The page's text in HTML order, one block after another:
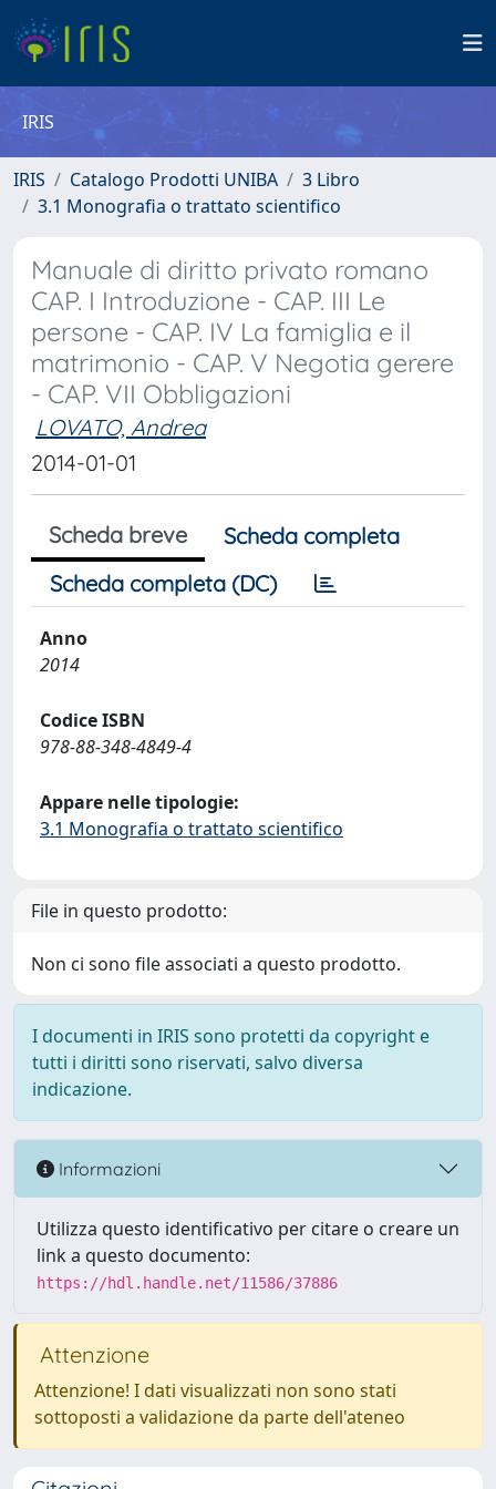
IRIS
IRIS Catalogo Prodotti UNIBA
3 Libro
3.1 Monografia o trattato scientifico
Manuale di diritto privato romano
CAP. I Introduzione - CAP. III Le
persone - CAP. IV La famiglia e il
matrimonio - CAP. V Negotia gerere
- CAP. VII Obbligazioni
LOVATO, Andrea
2014-01-01
Scheda breve
Scheda completa
Scheda completa (DC)
Anno
2014
Codice ISBN
978-88-348-4849-4
Appare nelle tipologie:
3.1 Monografia o trattato scientifico
File in questo prodotto:
Non ci sono file associati a questo prodotto.
I documenti in IRIS sono protetti da copyright e
tutti i diritti sono riservati, salvo diversa
indicazione.
Informazioni
Utilizza questo identificativo per citare o creare un
link a questo documento:
https://hdl.handle.net/11586/37886
Attenzione
Attenzione! I dati visualizzati non sono stati
sottoposti a validazione da parte dell'ateneo